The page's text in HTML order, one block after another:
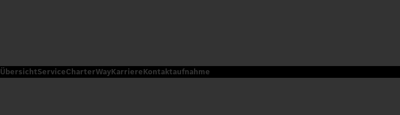
ÜbersichtServiceCharterWayKarriereKontaktaufnahme